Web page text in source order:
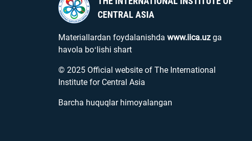
CENTRAL ASIA
Materiallardan foydalanishda www.iica.uz ga
havola boʻlishi shart
© 2025 Official website of The International
Institute for Central Asia
Barcha huquqlar himoyalangan